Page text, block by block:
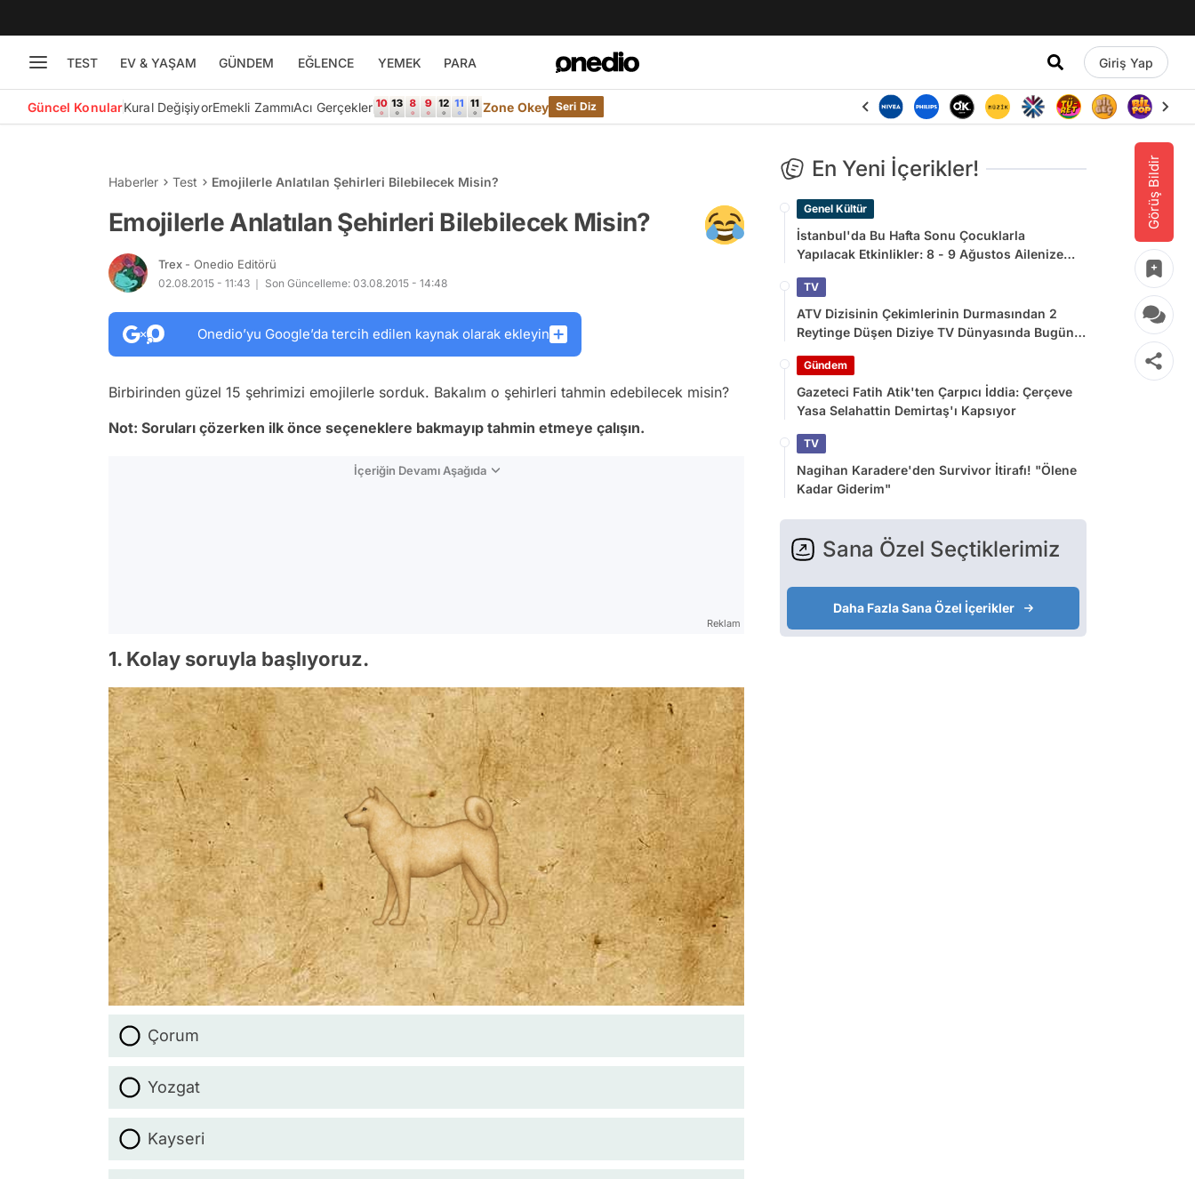
TEST EV & YAŞAM GÜNDEM EĞLENCE YEMEK PARA Giriş Yap
Güncel KonularKural DeğişiyorEmekli ZammıAcı Gerçekler Zone Okey Seri Diz
Görüş Bildir
Haberler Test Emojilerle Anlatılan Şehirleri Bilebilecek Misin?
Emojilerle Anlatılan Şehirleri Bilebilecek Misin?
Trex - Onedio Editörü
02.08.2015 - 11:43 Son Güncelleme: 03.08.2015 - 14:48
Onedio’yu Google’da tercih edilen kaynak olarak ekleyin
Birbirinden güzel 15 şehrimizi emojilerle sorduk. Bakalım o şehirleri tahmin edebilecek misin?
Not: Soruları çözerken ilk önce seçeneklere bakmayıp tahmin etmeye çalışın.
İçeriğin Devamı Aşağıda
Reklam
1. Kolay soruyla başlıyoruz.
Çorum
Yozgat
Kayseri
En Yeni İçerikler!
Genel Kültür
İstanbul'da Bu Hafta Sonu Çocuklarla
Yapılacak Etkinlikler: 8 - 9 Ağustos Ailenize
TV
ATV Dizisinin Çekimlerinin Durmasından 2
Reytinge Düşen Diziye TV Dünyasında Bugün
Gündem
Gazeteci Fatih Atik'ten Çarpıcı İddia: Çerçeve
Yasa Selahattin Demirtaş'ı Kapsıyor
TV
Nagihan Karadere'den Survivor İtirafı! "Ölene
Kadar Giderim"
Sana Özel Seçtiklerimiz
Daha Fazla Sana Özel İçerikler